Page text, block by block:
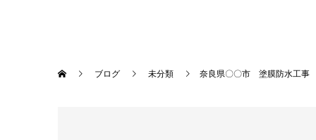
ブログ 未分類 奈良県〇〇市 塗膜防水工事